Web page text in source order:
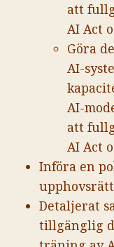
att
AI Act
Göra
AI-
AI-
att
AI Act
Införa en
upphovsrätt
Detaljerat
tillgänglig